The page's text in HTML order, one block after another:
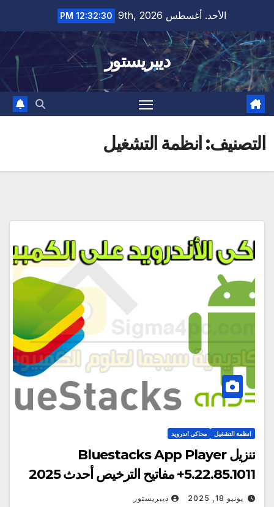
content
الأحد. أغسطس 9th, 2026 12:32:31 PM
ديبريستور
التصنيف: انظمة التشغيل
انظمة التشغيل محاكى اندرويد
تنزيل Bluestacks App Player
5.22.85.1011+ مفاتيح الترخيص أحدث 2025
يونيو 18, 2025 ديبريستور